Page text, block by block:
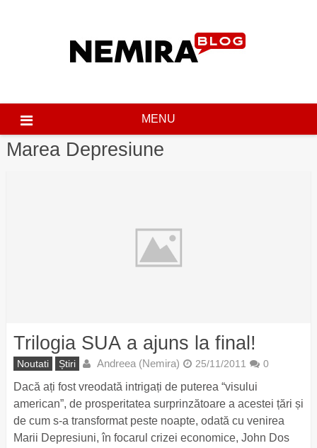
MENU
Marea Depresiune
Trilogia SUA a ajuns la final!
Noutati Știri Andreea (Nemira) 25/11/2011 0
Dacă ați fost vreodată intrigați de puterea “visului
american”, de prosperitatea surprinzătoare a acestei țări și
de cum s-a transformat peste noapte, odată cu venirea
Marii Depresiuni, în focarul crizei economice, John Dos